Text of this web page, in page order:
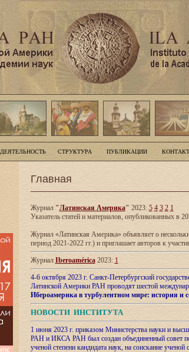
ДЕЯТЕЛЬНОСТЬ СТРУКТУРА ПУБЛИКАЦИИ
Главная
Журнал"Латинская Америка" 2023: 5 4 3 2 1
Указатель статей и материалов, опубликованных в
Журнал «Латинская Америка» объявляет о
период 2021-2022 гг.) и приглашает авторов к
Журнал Iberoamérica2023: 1
4-6 октября 2023 г. Санкт-Петербургский
Латинской Америки РАН проводят шестой
Ибероамерика в турбулентном мире: история и
НОВОСТИ ИНСТИТУТА
1 июня 2023 г. приказом Министерства науки и
РАН и ИКСА РАН был создан объединенный совет по
ученой степени кандидата наук, на соискание ученой